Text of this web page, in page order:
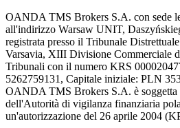
OANDA TMS Brokers S.A. con sede
all'indirizzo Warsaw UNIT,
registrata presso il Tribunale
Varsavia, XIII Divisione Commerciale
Tribunali con il numero KRS
5262759131, Capitale iniziale: PLN
OANDA TMS Brokers S.A. è soggetta
dell'Autorità di vigilanza finanziaria
un'autorizzazione del 26 aprile 2004